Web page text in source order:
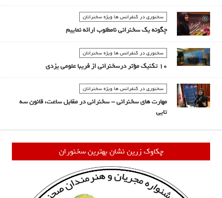
سخنوری در کنفرانس ها ويژه سخنرانان
چگونه یک سخنرانی نامطلوب ارائه نماییم
سخنوری در کنفرانس ها ويژه سخنرانان
10 تکنیک مؤثر درسخنرانی از فریبا علومی یزدی
سخنوری در کنفرانس ها ويژه سخنرانان
مهارت های سخنرانی - سخنرانی در مقابل ساعت، قانون سه
تایی
چکاوک زرین نشان بهترین سخنوران